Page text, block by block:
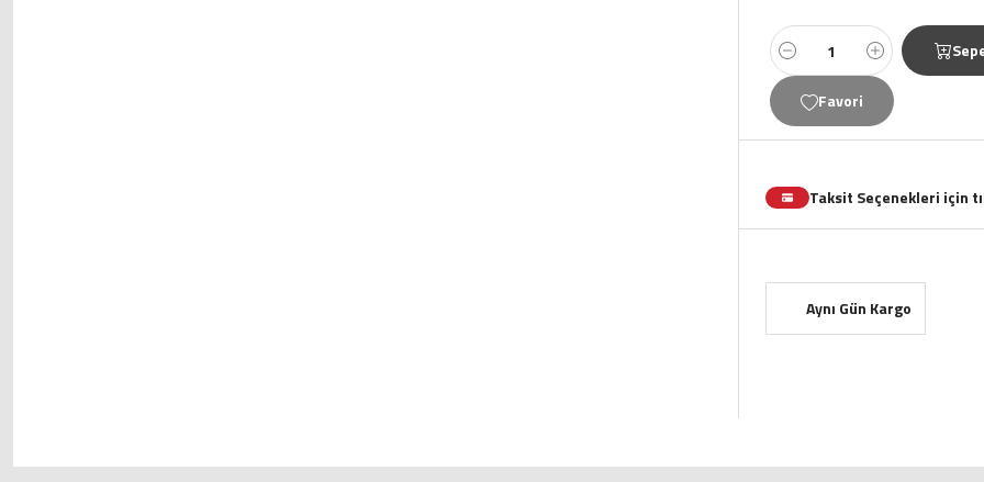
Taksit Seçenekleri için
Aynı Gün Kargo